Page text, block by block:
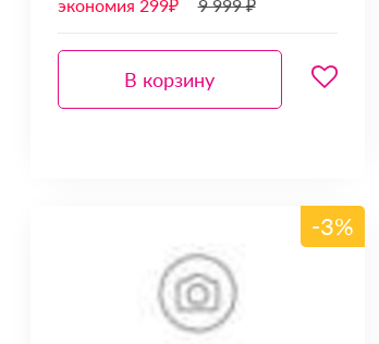
экономия 299₽ 9 999 ₽
В корзину
-3%